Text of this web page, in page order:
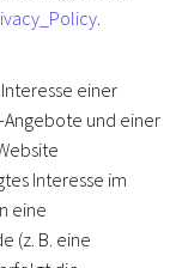
.
einer
und einer
Interesse im
eine
(z. B. eine